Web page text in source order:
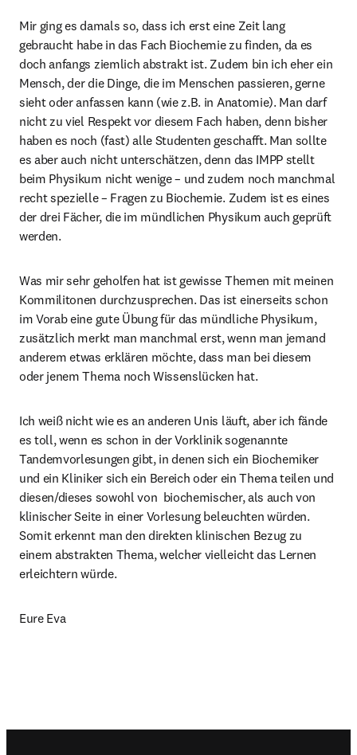
Mir ging es damals so, dass ich erst eine Zeit lang
gebraucht habe in das Fach Biochemie zu finden, da es
doch anfangs ziemlich abstrakt ist. Zudem bin ich eher ein
Mensch, der die Dinge, die im Menschen passieren, gerne
sieht oder anfassen kann (wie z.B. in Anatomie). Man darf
nicht zu viel Respekt vor diesem Fach haben, denn bisher
haben es noch (fast) alle Studenten geschafft. Man sollte
es aber auch nicht unterschätzen, denn das IMPP stellt
beim Physikum nicht wenige – und zudem noch manchmal
recht spezielle – Fragen zu Biochemie. Zudem ist es eines
der drei Fächer, die im mündlichen Physikum auch geprüft
werden.
Was mir sehr geholfen hat ist gewisse Themen mit meinen
Kommilitonen durchzusprechen. Das ist einerseits schon
im Vorab eine gute Übung für das mündliche Physikum,
zusätzlich merkt man manchmal erst, wenn man jemand
anderem etwas erklären möchte, dass man bei diesem
oder jenem Thema noch Wissenslücken hat.
Ich weiß nicht wie es an anderen Unis läuft, aber ich fände
es toll, wenn es schon in der Vorklinik sogenannte
Tandemvorlesungen gibt, in denen sich ein Biochemiker
und ein Kliniker sich ein Bereich oder ein Thema teilen und
diesen/dieses sowohl von  biochemischer, als auch von
klinischer Seite in einer Vorlesung beleuchten würden.
Somit erkennt man den direkten klinischen Bezug zu
einem abstrakten Thema, welcher vielleicht das Lernen
erleichtern würde.
Eure Eva